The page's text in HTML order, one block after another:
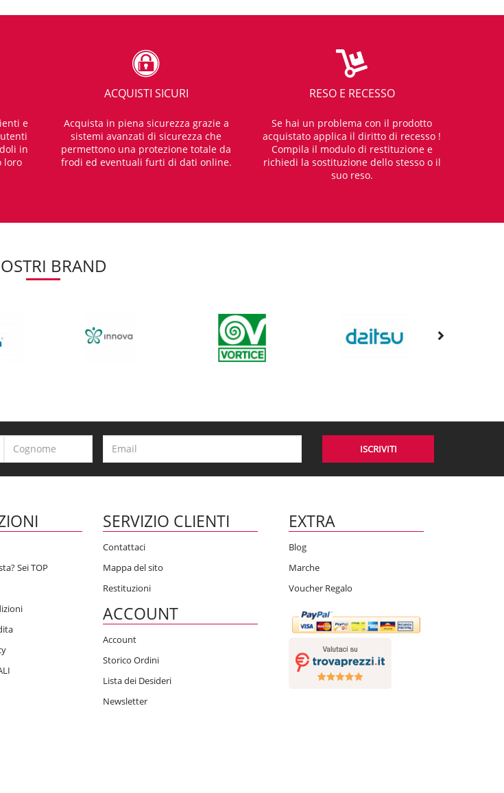
e
in
loro
ACQUISTI SICURI
Acquista in piena sicurezza grazie a
sistemi avanzati di sicurezza che
permettono una protezione totale da
frodi ed eventuali furti di dati online.
RESO E RECESSO
Se hai un problema con il prodotto
acquistato applica il diritto di recesso !
Compila il modulo di restituzione e
richiedi la sostituzione dello stesso o il
suo reso.
BRAND
ISCRIVITI
Sei TOP
SERVIZIO CLIENTI
Contattaci
Mappa del sito
Restituzioni
ACCOUNT
Account
Storico Ordini
Lista dei Desideri
Newsletter
EXTRA
Blog
Marche
Voucher Regalo